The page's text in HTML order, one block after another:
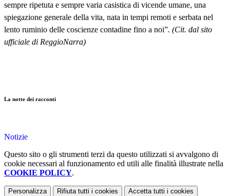
sempre ripetuta e sempre varia casistica di vicende umane, una
spiegazione generale della vita, nata in tempi remoti e serbata nel
lento ruminio delle coscienze contadine fino a noi”. (Cit. dal sito
ufficiale di ReggioNarra)
La notte dei racconti
Notizie
Questo sito o gli strumenti terzi da questo utilizzati si avvalgono di
cookie necessari al funzionamento ed utili alle finalità illustrate nella
COOKIE POLICY.
Personalizza Rifiuta tutti i cookies Accetta tutti i cookies